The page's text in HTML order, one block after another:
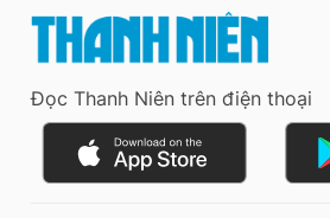
Đọc Thanh Niên trên điện thoại